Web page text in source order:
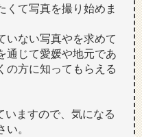
くて写真を撮り始めま
いない写真やを求めて
通じて愛媛や地元であ
の方に知ってもらえる
いますので、気になる
。